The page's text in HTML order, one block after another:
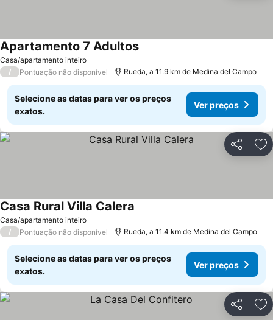
Casa/apartamento inteiro
Apartamento 7 AdultosVer preços
/ Pontuação não disponível Rueda, a 11.9 km de Medina del Campo
Selecione as datas para ver os preços
exatos.
Ver preços
Partilhar
Casa/apartamento inteiro
Casa Rural Villa Calera
/ Pontuação não disponível Rueda, a 11.4 km de Medina del Campo
Selecione as datas para ver os preços
exatos.
Ver preços
Partilhar